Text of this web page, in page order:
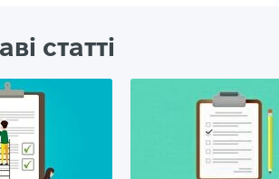
статті